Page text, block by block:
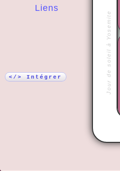
Liens
</> Intégrer Jour de soleil à Yosemite